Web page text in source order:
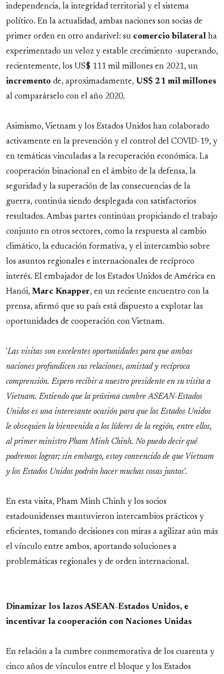
independencia, la integridad territorial y el sistema
político. En la actualidad, ambas naciones son socias de
primer orden en otro andarivel: su comercio bilateral ha
experimentado un veloz y estable crecimiento -superando,
recientemente, los US$ 111 mil millones en 2021, un
incremento de, aproximadamente, US$ 21 mil millones
al comparárselo con el año 2020.
Asimismo, Vietnam y los Estados Unidos han colaborado
activamente en la prevención y el control del COVID-19, y
en temáticas vinculadas a la recuperación económica. La
cooperación binacional en el ámbito de la defensa, la
seguridad y la superación de las consecuencias de la
guerra, continúa siendo desplegada con satisfactorios
resultados. Ambas partes continúan propiciando el trabajo
conjunto en otros sectores, como la respuesta al cambio
climático, la educación formativa, y el intercambio sobre
los asuntos regionales e internacionales de recíproco
interés. El embajador de los Estados Unidos de América en
Hanói, Marc Knapper, en un reciente encuentro con la
prensa, afirmó que su país está dispuesto a explotar las
oportunidades de cooperación con Vietnam.
'Las visitas son excelentes oportunidades para que ambas
naciones profundicen sus relaciones, amistad y recíproca
comprensión. Espero recibir a nuestro presidente en su visita a
Vietnam. Entiendo que la próxima cumbre ASEAN-Estados
Unidos es una interesante ocasión para que los Estados Unidos
le obsequien la bienvenida a los líderes de la región, entre ellos,
al primer ministro Pham Minh Chinh. No puedo decir qué
podremos lograr; sin embargo, estoy convencido de que Vietnam
y los Estados Unidos podrán hacer muchas cosas juntos'.
En esta visita, Pham Minh Chinh y los socios
estadounidenses mantuvieron intercambios prácticos y
eficientes, tomando decisiones con miras a agilizar aún más
el vínculo entre ambos, aportando soluciones a
problemáticas regionales y de orden internacional.
Dinamizar los lazos ASEAN-Estados Unidos, e
incentivar la cooperación con Naciones Unidas
En relación a la cumbre conmemorativa de los cuarenta y
cinco años de vínculos entre el bloque y los Estados